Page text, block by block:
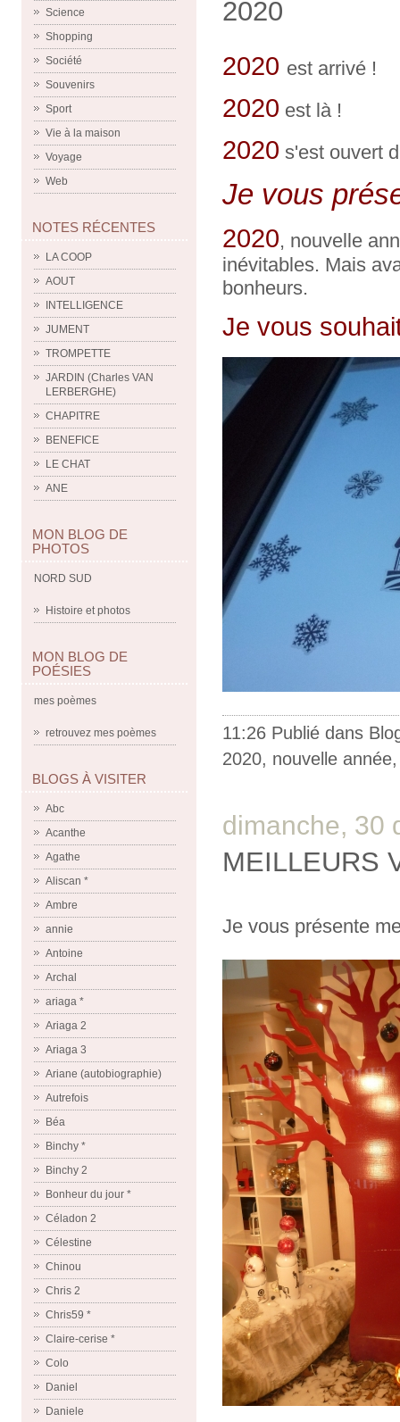
Science
Shopping
Société
Souvenirs
Sport
Vie à la maison
Voyage
Web
NOTES RÉCENTES
LA COOP
AOUT
INTELLIGENCE
JUMENT
TROMPETTE
JARDIN (Charles VAN
LERBERGHE)
CHAPITRE
BENEFICE
LE CHAT
ANE
MON BLOG DE
PHOTOS
NORD SUD
Histoire et photos
MON BLOG DE
POÉSIES
mes poèmes
retrouvez mes poèmes
BLOGS À VISITER
Abc
Acanthe
Agathe
Aliscan *
Ambre
annie
Antoine
Archal
ariaga *
Ariaga 2
Ariaga 3
Ariane (autobiographie)
Autrefois
Béa
Binchy *
Binchy 2
Bonheur du jour *
Céladon 2
Célestine
Chinou
Chris 2
Chris59 *
Claire-cerise *
Colo
Daniel
Daniele
2020
2020 est arrivé !
2020 est là !
2020 s'est ouvert
Je vous
2020, nouvelle
inévitables. Mais
bonheurs.
Je vous
11:26 Publié dans
2020, nouvelle année
dimanche, 30
MEILLEURS
Je vous présente